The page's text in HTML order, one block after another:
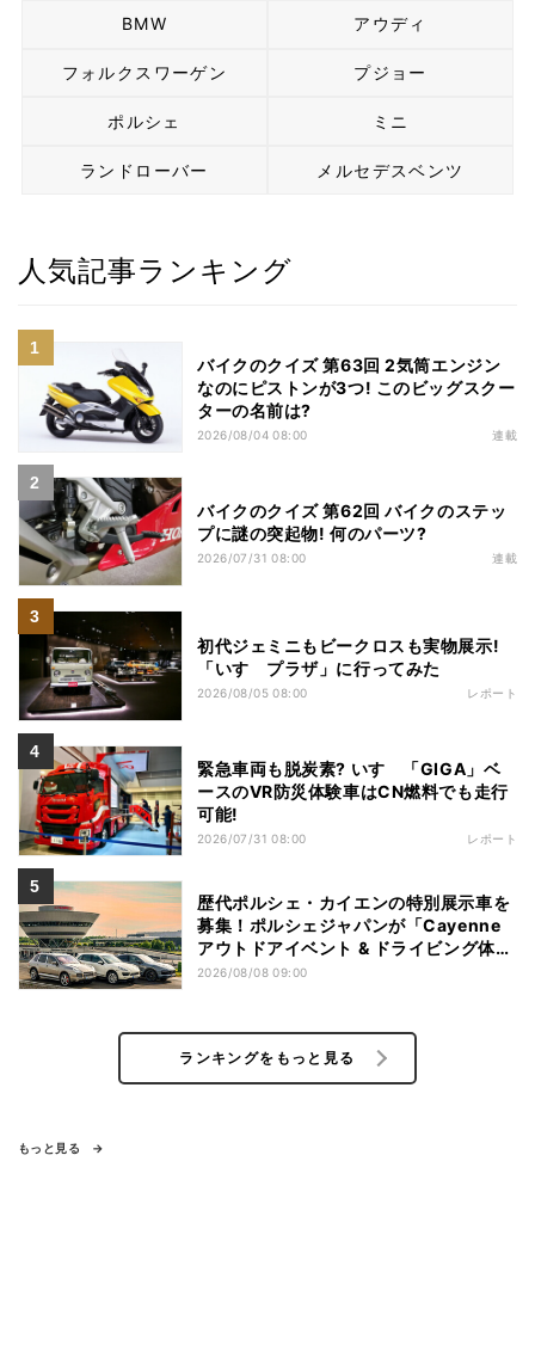
BMW アウディ
フォルクスワーゲン プジョー
ポルシェ ミニ
ランドローバー メルセデスベンツ
人気記事ランキング
バイクのクイズ 第63回 2気筒エンジン
なのにピストンが3つ! このビッグスクー
ターの名前は?
2026/08/04 08:00 連載
バイクのクイズ 第62回 バイクのステッ
プに謎の突起物! 何のパーツ?
2026/07/31 08:00 連載
初代ジェミニもビークロスも実物展示!
「いすゞプラザ」に行ってみた
2026/08/05 08:00 レポート
緊急車両も脱炭素? いすゞ「GIGA」ベ
ースのVR防災体験車はCN燃料でも走行
可能!
2026/07/31 08:00 レポート
歴代ポルシェ・カイエンの特別展示車を
募集！ポルシェジャパンが「Cayenne
アウトドアイベント & ドライビング体
験」を開催
2026/08/08 09:00
ランキングをもっと見る
もっと見る